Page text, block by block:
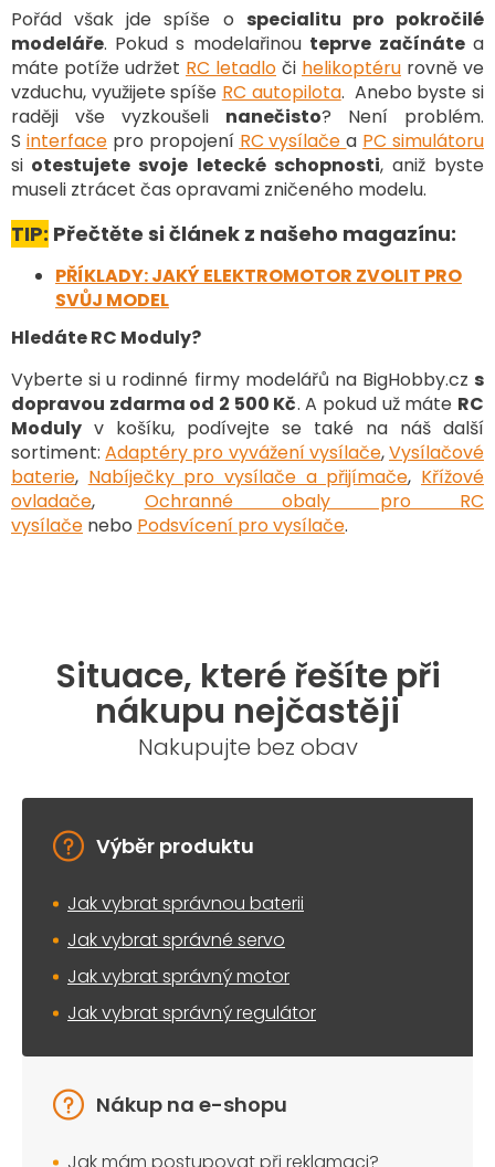
d
a
c
í
p
r
v
k
y
v
ý
p
i
s
Pořád však jde spíše o specialitu pro pokročilé
modeláře. Pokud s modelařinou teprve začínátea
máte potíže udržet RC letadlo či helikoptéru rovně ve
vzduchu, využijete spíše RC autopilota. Anebo byste si
raději vše vyzkoušeli nanečisto? Není problém.
S interfacepro propojení RC vysílačea PC simulátoru
si otestujete svoje letecké schopnosti, aniž byste
museli ztrácet čas opravami zničeného modelu.
TIP: Přečtěte si článek z našeho magazínu:
PŘÍKLADY: JAKÝ ELEKTROMOTOR ZVOLIT PRO
SVŮJ MODEL
Hledáte RC Moduly?
Vyberte si u rodinné firmy modelářů na BigHobby.cz s
dopravou zdarma od 2 500 Kč. A pokud už máte RC
Moduly v košíku, podívejte se také na náš další
sortiment:Adaptéry pro vyvážení vysílače,Vysílačové
baterie, Nabíječky pro vysílače a přijímače, Křížové
ovladače, Ochranné obaly pro RC
vysílače nebo Podsvícení pro vysílače.
Situace, které řešíte při
nákupu nejčastěji
Nakupujte bez obav
Výběr produktu
Jak vybrat správnou baterii
Jak vybrat správné servo
Jak vybrat správný motor
Jak vybrat správný regulátor
Nákup na e-shopu
Jak mám postupovat při reklamaci?